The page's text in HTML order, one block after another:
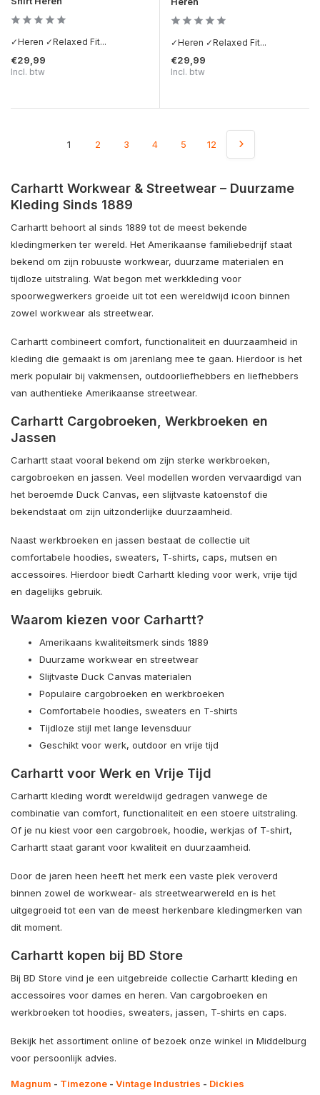
✓Heren ✓Relaxed Fit...
€29,99
Incl. btw
✓Heren ✓Relaxed Fit...
€29,99
Incl. btw
1 2 3 4 5 12
Carhartt Workwear & Streetwear – Duurzame
Kleding Sinds 1889
Carhartt behoort al sinds 1889 tot de meest bekende
kledingmerken ter wereld. Het Amerikaanse familiebedrijf staat
bekend om zijn robuuste workwear, duurzame materialen en
tijdloze uitstraling. Wat begon met werkkleding voor
spoorwegwerkers groeide uit tot een wereldwijd icoon binnen
zowel workwear als streetwear.
Carhartt combineert comfort, functionaliteit en duurzaamheid in
kleding die gemaakt is om jarenlang mee te gaan. Hierdoor is het
merk populair bij vakmensen, outdoorliefhebbers en liefhebbers
van authentieke Amerikaanse streetwear.
Carhartt Cargobroeken, Werkbroeken en
Jassen
Carhartt staat vooral bekend om zijn sterke werkbroeken,
cargobroeken en jassen. Veel modellen worden vervaardigd van
het beroemde Duck Canvas, een slijtvaste katoenstof die
bekendstaat om zijn uitzonderlijke duurzaamheid.
Naast werkbroeken en jassen bestaat de collectie uit
comfortabele hoodies, sweaters, T-shirts, caps, mutsen en
accessoires. Hierdoor biedt Carhartt kleding voor werk, vrije tijd
en dagelijks gebruik.
Waarom kiezen voor Carhartt?
Amerikaans kwaliteitsmerk sinds 1889
Duurzame workwear en streetwear
Slijtvaste Duck Canvas materialen
Populaire cargobroeken en werkbroeken
Comfortabele hoodies, sweaters en T-shirts
Tijdloze stijl met lange levensduur
Geschikt voor werk, outdoor en vrije tijd
Carhartt voor Werk en Vrije Tijd
Carhartt kleding wordt wereldwijd gedragen vanwege de
combinatie van comfort, functionaliteit en een stoere uitstraling.
Of je nu kiest voor een cargobroek, hoodie, werkjas of T-shirt,
Carhartt staat garant voor kwaliteit en duurzaamheid.
Door de jaren heen heeft het merk een vaste plek veroverd
binnen zowel de workwear- als streetwearwereld en is het
uitgegroeid tot een van de meest herkenbare kledingmerken van
dit moment.
Carhartt kopen bij BD Store
Bij BD Store vind je een uitgebreide collectie Carhartt kleding en
accessoires voor dames en heren. Van cargobroeken en
werkbroeken tot hoodies, sweaters, jassen, T-shirts en caps.
Bekijk het assortiment online of bezoek onze winkel in Middelburg
voor persoonlijk advies.
Magnum - Timezone - Vintage Industries - Dickies